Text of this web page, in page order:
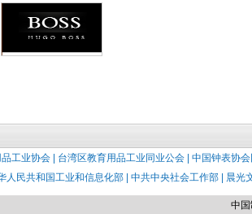
工业协会 | 台湾区教育用品工业同业公会 | 中国钟表协
人民共和国工业和信息化部 | 中共中央社会工作部 | 晨光
中